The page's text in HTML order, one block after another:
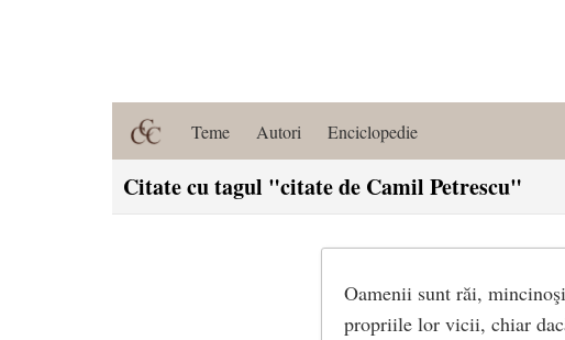
Teme Autori Enciclopedie
Citate cu tagul "citate de Camil Petrescu"
Oamenii sunt răi,
propriile lor vicii, chiar